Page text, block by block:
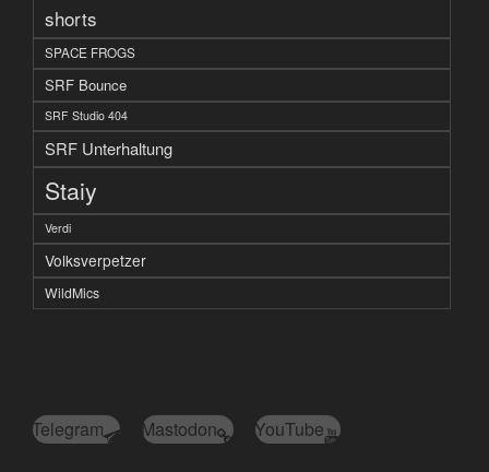
shorts
SPACE FROGS
SRF Bounce
SRF Studio 404
SRF Unterhaltung
Staiy
Verdi
Volksverpetzer
WildMics
Telegram Mastodon YouTube